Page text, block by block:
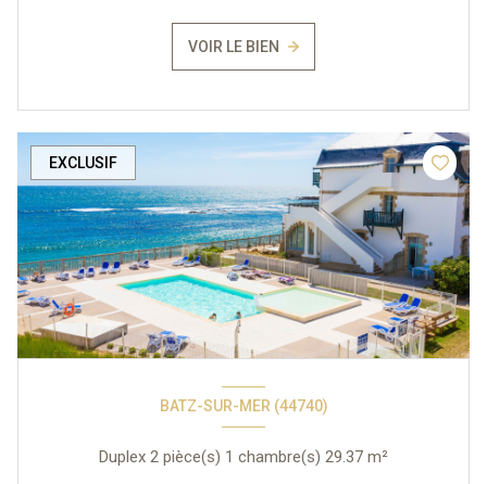
VOIR LE BIEN
EXCLUSIF
BATZ-SUR-MER (44740)
Duplex 2 pièce(s) 1 chambre(s) 29.37 m²